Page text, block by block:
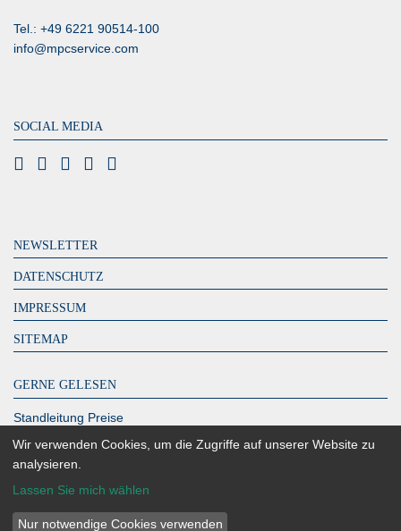
Tel.: +49 6221 90514-100
info@mpcservice.com
SOCIAL MEDIA
NEWSLETTER
DATENSCHUTZ
IMPRESSUM
SITEMAP
GERNE GELESEN
Standleitung Preise
DeutschlandLAN Connect IP
MPLS Kosten – zahlen Sie zu viel?
Glasfaser Berlin
Richtfunk Internet
Wir verwenden Cookies, um die Zugriffe auf unserer Website zu
analysieren.
Lassen Sie mich wählen
Nur notwendige Cookies verwenden